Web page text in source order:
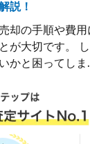
説！
却の手順や費
が大切です。
かと困ってしま